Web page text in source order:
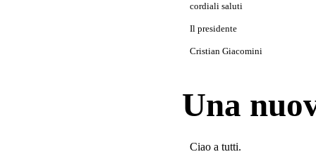
cordiali saluti
Il presidente
Cristian Giacomini
Una
Ciao a tutti.